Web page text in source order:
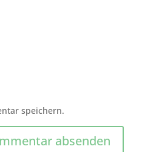
speichern.